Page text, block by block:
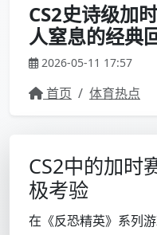
CS2史诗级加
人窒息的经典
2026-05-11 17:57
首页 / 体育热点
CS2中的加时
极考验
在《反恐精英》系列